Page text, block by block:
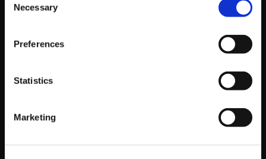
Selection
Necessary
Preferences
Statistics
Marketing
おすすめ商品